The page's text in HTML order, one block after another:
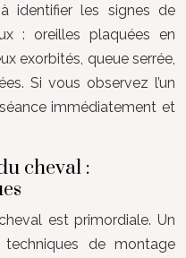
identifier les signes de
: oreilles plaquées en
exorbités, queue serrée,
Si vous observez l’un
immédiatement et
cheval :
est primordiale. Un
de montage